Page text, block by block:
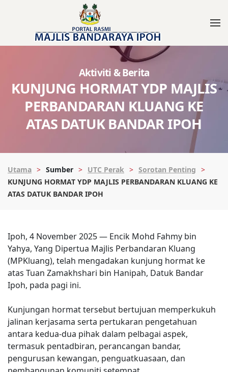
Aktiviti & Berita
KUNJUNG HORMAT YDP MAJLIS
PERBANDARAN KLUANG KE
ATAS DATUK BANDAR IPOH
Utama Sumber UTC Perak
Sorotan Penting
KUNJUNG HORMAT YDP MAJLIS PERBANDARAN KLUANG KE
ATAS DATUK BANDAR IPOH
Ipoh, 4 November 2025 — Encik Mohd Fahmy bin
Yahya, Yang Dipertua Majlis Perbandaran Kluang
(MPKluang), telah mengadakan kunjung hormat ke
atas Tuan Zamakhshari bin Hanipah, Datuk Bandar
Ipoh, pada pagi ini.
Kunjungan hormat tersebut bertujuan memperkukuh
jalinan kerjasama serta pertukaran pengetahuan
antara kedua-dua pihak dalam pelbagai aspek,
termasuk pentadbiran, perancangan bandar,
pengurusan kewangan, penguatkuasaan, dan